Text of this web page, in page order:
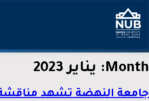
content
Month: يناير 2023
جامعة النهضة تشهد